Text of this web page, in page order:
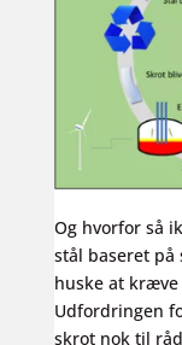
Og hvorfor så
stål baseret på
huske at
Udfordringen
skrot nok til